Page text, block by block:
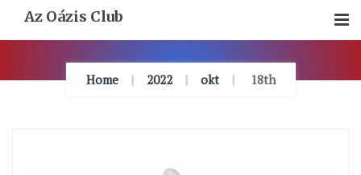
Content
Az Oázis Club
Home 2022 okt 18th